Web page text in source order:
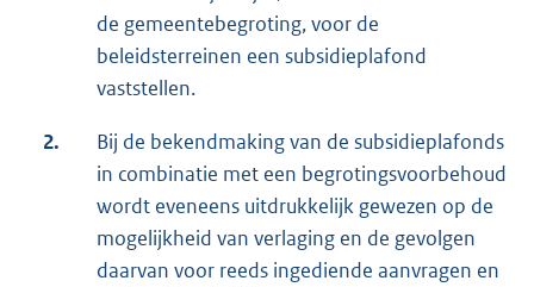
de gemeentebegroting, voor de
beleidsterreinen een subsidieplafond
vaststellen.
2.
Bij de bekendmaking van de subsidieplafonds
in combinatie met een begrotingsvoorbehoud
wordt eveneens uitdrukkelijk gewezen op de
mogelijkheid van verlaging en de gevolgen
daarvan voor reeds ingediende aanvragen en